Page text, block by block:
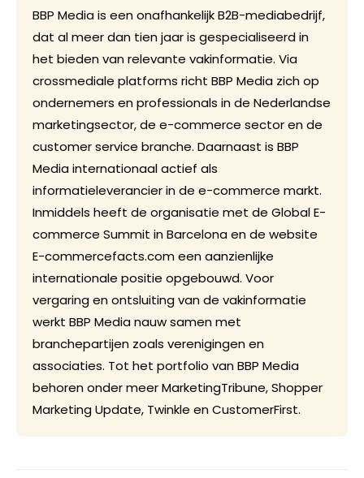
BBP Media is een onafhankelijk B2B-mediabedrijf,
dat al meer dan tien jaar is gespecialiseerd in
het bieden van relevante vakinformatie. Via
crossmediale platforms richt BBP Media zich op
ondernemers en professionals in de Nederlandse
marketingsector, de e-commerce sector en de
customer service branche. Daarnaast is BBP
Media internationaal actief als
informatieleverancier in de e-commerce markt.
Inmiddels heeft de organisatie met de Global E-
commerce Summit in Barcelona en de website
E-commercefacts.com een aanzienlijke
internationale positie opgebouwd. Voor
vergaring en ontsluiting van de vakinformatie
werkt BBP Media nauw samen met
branchepartijen zoals verenigingen en
associaties. Tot het portfolio van BBP Media
behoren onder meer MarketingTribune, Shopper
Marketing Update, Twinkle en CustomerFirst.